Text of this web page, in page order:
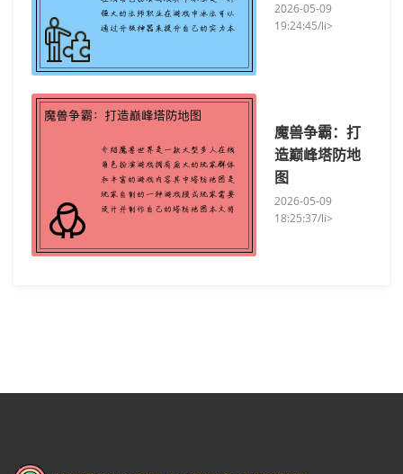
2026-05-09
19:24:45/li>
魔兽争霸：打
造巅峰塔防地
图
2026-05-09
18:25:37/li>